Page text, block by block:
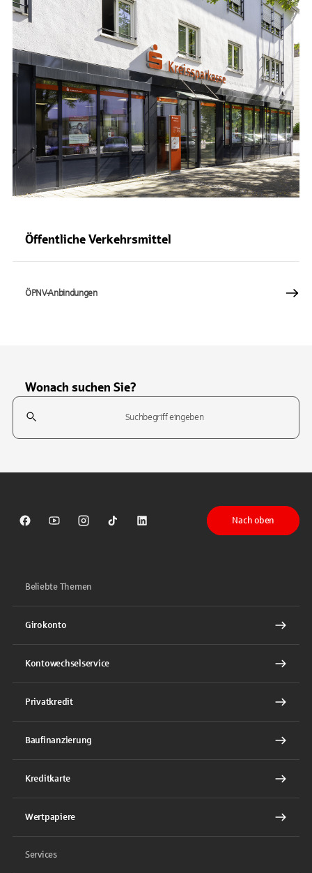
Öffentliche Verkehrsmittel
ÖPNV-Anbindungen
Wonach suchen Sie?
Suchfeld
Sparkasse auf Facebook
Sparkasse auf Youtube
Sparkasse auf Instagram
Sparkasse auf TikTok
Sparkasse auf LinkedIn
Nach oben
Beliebte Themen
Girokonto
Kontowechselservice
Privatkredit
Baufinanzierung
Kreditkarte
Wertpapiere
Services